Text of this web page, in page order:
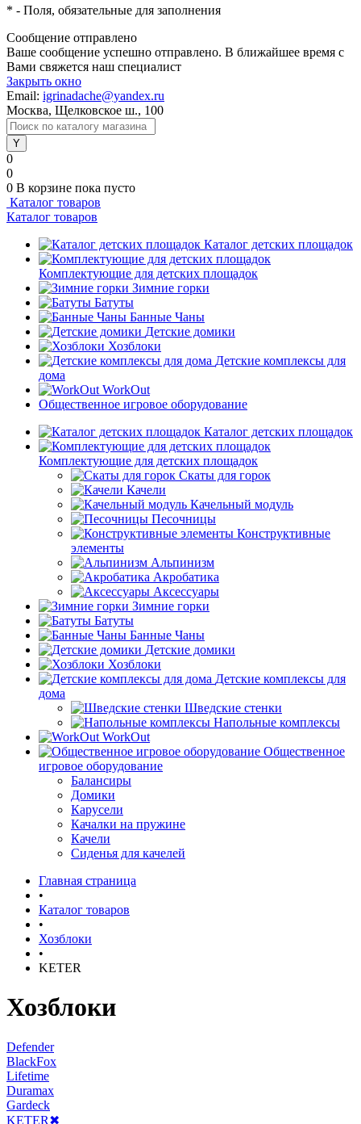
* - Поля, обязательные для заполнения
Сообщение отправлено
Ваше сообщение успешно отправлено. В ближайшее время с
Вами свяжется наш специалист
Закрыть окно
Email: igrinadache@yandex.ru
Москва, Щелковское ш., 100
0
0
0 В корзине пока пусто
Каталог товаров
Каталог товаров
Каталог детских площадок
Комплектующие для детских площадок
Зимние горки
Батуты
Банные Чаны
Детские домики
Хозблоки
Детские комплексы для
дома
WorkOut
Общественное игровое оборудование
Каталог детских площадок
Комплектующие для детских площадок
Скаты для горок
Качели
Качельный модуль
Песочницы
Конструктивные
элементы
Альпинизм
Акробатика
Аксессуары
Зимние горки
Батуты
Банные Чаны
Детские домики
Хозблоки
Детские комплексы для
дома
Шведские стенки
Напольные комплексы
WorkOut
Общественное
игровое оборудование
Балансиры
Домики
Карусели
Качалки на пружине
Качели
Сиденья для качелей
Главная страница
•
Каталог товаров
•
Хозблоки
•
KETER
Хозблоки
Defender
BlackFox
Lifetime
Duramax
Gardeck
KETER✖